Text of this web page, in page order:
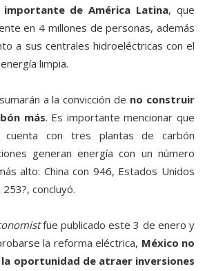
de América Latina, que
en 4 millones de personas, además
a sus centrales hidroeléctricas con el
limpia.
a la convicción de no construir
más. Es importante mencionar que
cuenta con tres plantas de carbón
generan energía con un número
alto: China con 946, Estados Unidos
concluyó.
fue publicado este 3 de enero y
la reforma eléctrica, México no
oportunidad de atraer inversiones